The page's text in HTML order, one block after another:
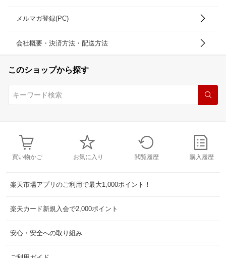
メルマガ登録(PC)
会社概要・決済方法・配送方法
このショップから探す
買い物かご お気に入り 閲覧履歴 購入履歴
楽天市場アプリのご利用で最大1,000ポイント！
楽天カード新規入会で2,000ポイント
安心・安全への取り組み